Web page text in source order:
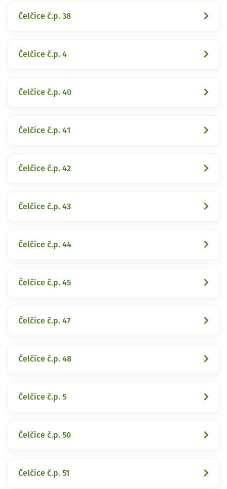
Čelčice č.p. 38
Čelčice č.p. 4
Čelčice č.p. 40
Čelčice č.p. 41
Čelčice č.p. 42
Čelčice č.p. 43
Čelčice č.p. 44
Čelčice č.p. 45
Čelčice č.p. 47
Čelčice č.p. 48
Čelčice č.p. 5
Čelčice č.p. 50
Čelčice č.p. 51